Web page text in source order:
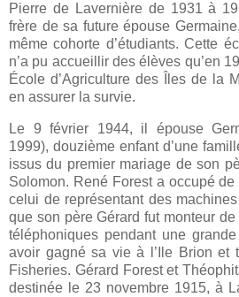
Pierre de Lavernière de 1931 à
frère de sa future épouse
même cohorte d’étudiants. Cette
n’a pu accueillir des élèves qu’en
École d’Agriculture des Îles de la
en assurer la survie.
Le 9 février 1944, il épouse
1999), douzième enfant d’une
issus du premier mariage de son
Solomon. René Forest a occupé
celui de représentant des
que son père Gérard fut monteur
téléphoniques pendant une
avoir gagné sa vie à l’Ile Brion et
Fisheries. Gérard Forest et
destinée le 23 novembre 1915, à